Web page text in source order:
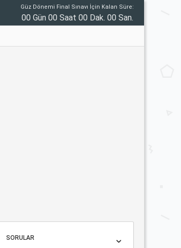
Güz Dönemi Final Sınavı İçin Kalan Süre:
00 Gün 00 Saat 00 Dak. 00 San.
SORULAR